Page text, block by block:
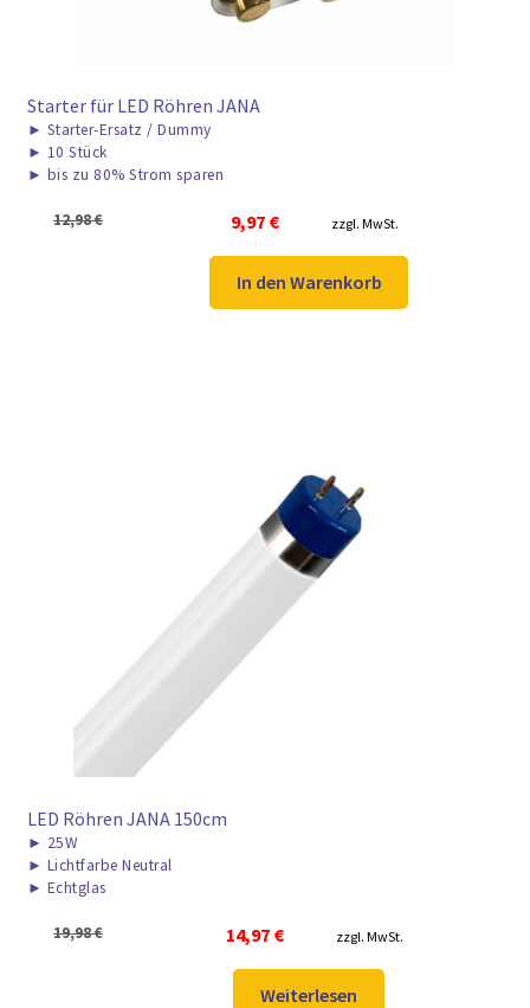
Starter für LED Röhren JANA
► Starter-Ersatz / Dummy
► 10 Stück
► bis zu 80% Strom sparen
12,98€
Ursprünglicher
war:
12,98 €
9,97 €
Aktueller
ist:
9,97 €.
zzgl. MwSt.
In den Warenkorb
LED Röhren JANA 150cm
► 25W
► Lichtfarbe Neutral
► Echtglas
19,98€
Ursprünglicher
14,97 €
Aktueller
ist:
zzgl. MwSt.
Weiterlesen